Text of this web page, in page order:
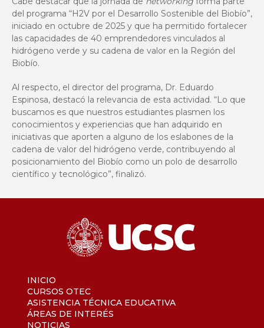
del programa “H2V por el Desarrollo Sostenible del Biobío”,
iniciado en octubre de 2025 y que ha permitido fortalecer
las capacidades de 40 emprendedores vinculados al
hidrógeno verde y su cadena de valor en la Región del
Biobío.
Al respecto, el director del programa, Dr. Eduardo
Espinosa, destacó la relevancia de esta actividad. “Lo que
buscamos es que nuestros estudiantes plasmen los
conocimientos y experiencias que han adquirido en
iniciativas que aporten a alguno de los eslabones de la
cadena de valor del hidrógeno verde, contribuyendo al
posicionamiento del Biobío como un polo de desarrollo
científico y tecnológico”, finalizó.
INICIO
CURSOS OTEC
ASISTENCIA TÉCNICA EDUCATIVA
ÁREAS DE INTERÉS
NOTICIAS